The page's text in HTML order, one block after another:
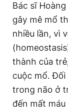
Bác sĩ
gây mê mổ
nhiều lần, vì
thành của
cuộc mổ. Đối
trong não ở
đến mất